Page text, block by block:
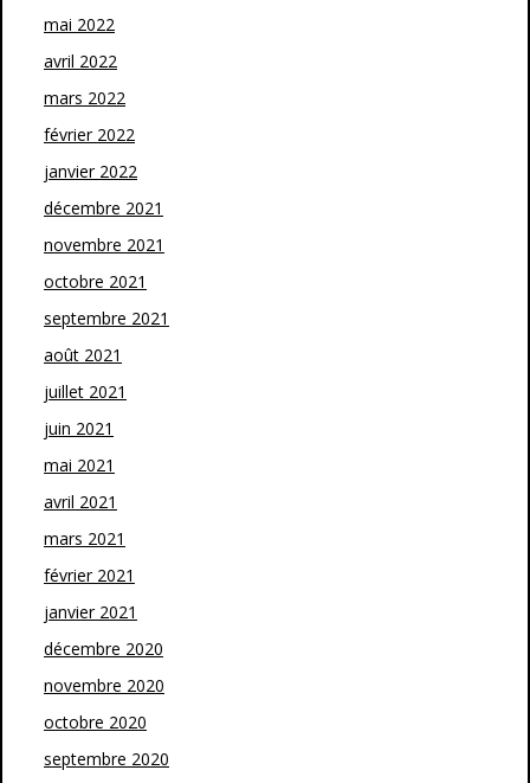
mai 2022
avril 2022
mars 2022
février 2022
janvier 2022
décembre 2021
novembre 2021
octobre 2021
septembre 2021
août 2021
juillet 2021
juin 2021
mai 2021
avril 2021
mars 2021
février 2021
janvier 2021
décembre 2020
novembre 2020
octobre 2020
septembre 2020